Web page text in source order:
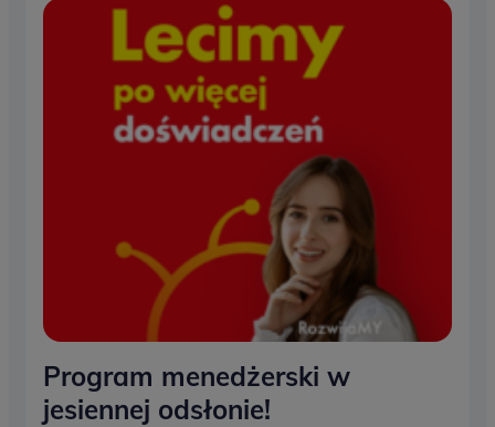
Program menedżerski w
jesiennej odsłonie!